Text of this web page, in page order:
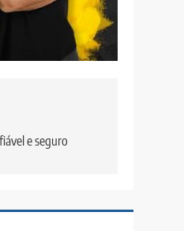
e seguro